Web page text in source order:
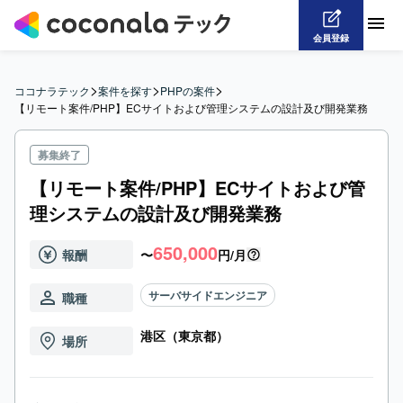
会員登録
ココナラテック>案件を探す>PHPの案件>
【リモート案件/PHP】ECサイトおよび管理システムの設計及び開発業務
募集終了
【リモート案件/PHP】ECサイトおよび管
理システムの設計及び開発業務
報酬 〜650,000円/月
職種 サーバサイドエンジニア
場所 港区（東京都）